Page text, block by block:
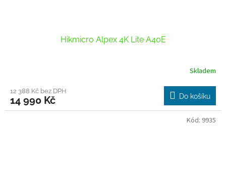
Hikmicro Alpex 4K Lite A40E
Skladem
12 388 Kč bez DPH
14 990 Kč Do košíku
Kód: 9935